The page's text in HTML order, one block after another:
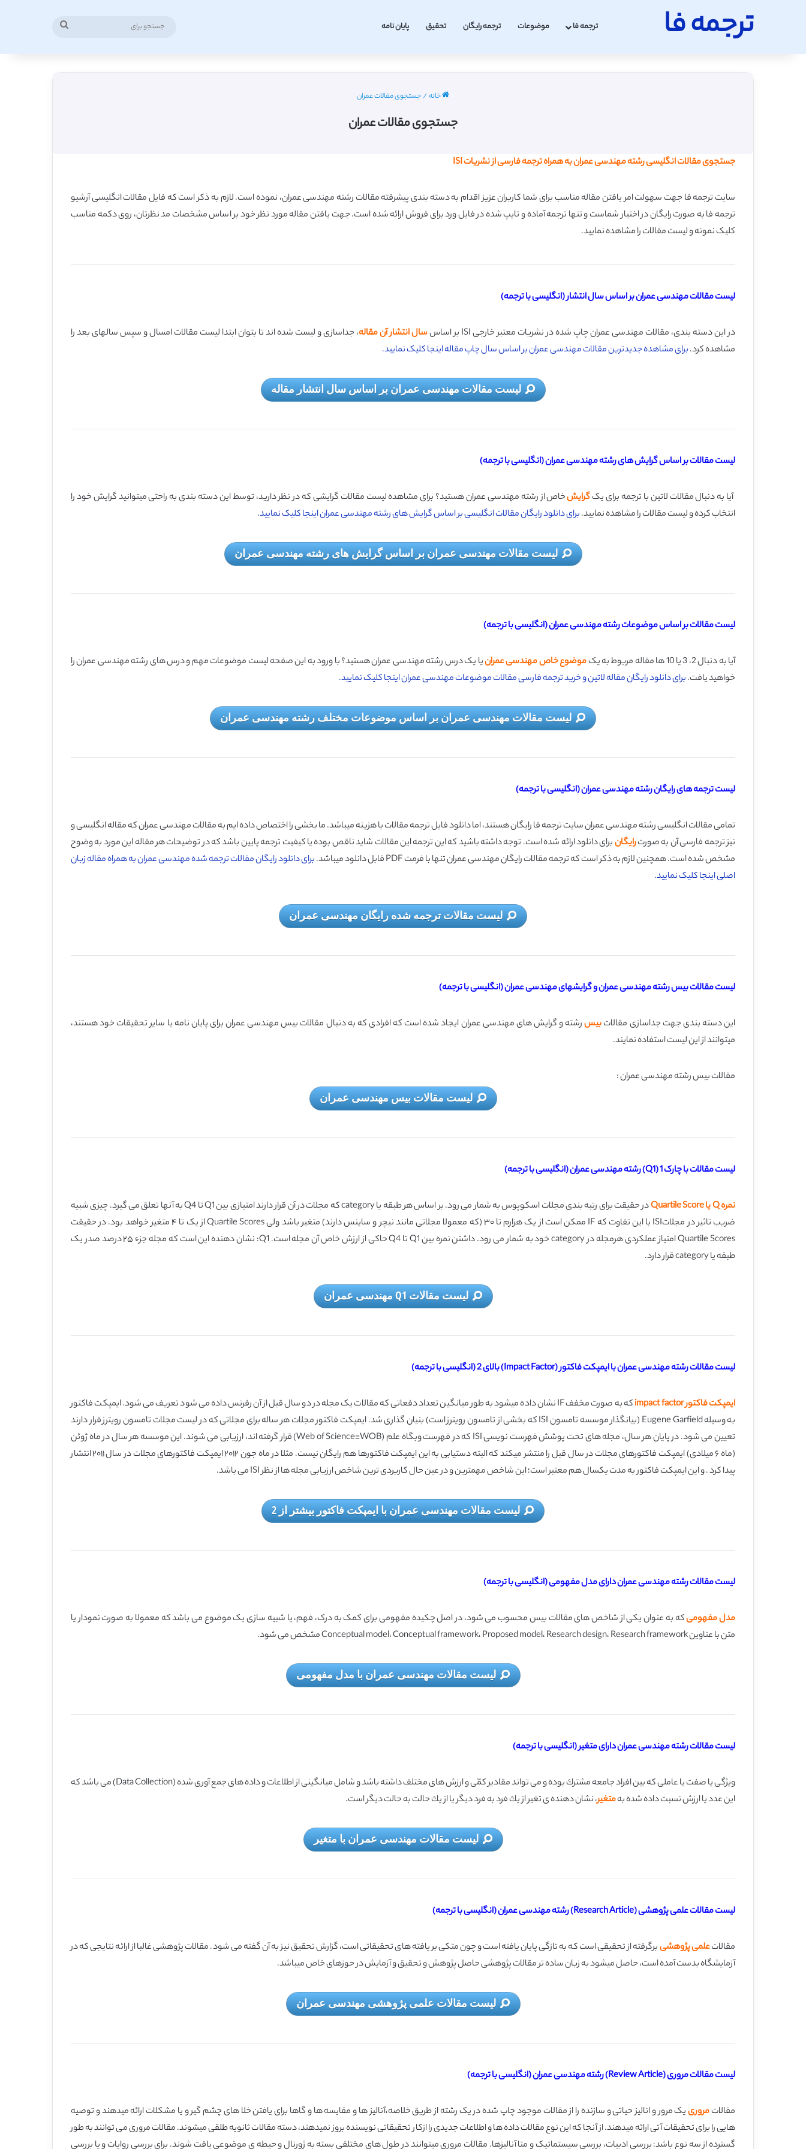
ترجمه فا ترجمه فا موضوعات ترجمه رایگان تحقیق پایان نامه
خانه/جستجوی مقالات عمران
جستجوی مقالات عمران
جستجوی مقالات انگلیسی رشته مهندسی عمران به همراه ترجمه فارسی از نشریات ISI
سایت ترجمه فا جهت سهولت امر یافتن مقاله مناسب برای شما کاربران عزیز اقدام به دسته بندی پیشرفته مقالات رشته مهندسی عمران، نموده است. لازم به ذکر است که فایل مقالات انگلیسی آرشیو
ترجمه فا به صورت رایگان در اختیار شماست و تنها ترجمه آماده و تایپ شده در فایل ورد برای فروش ارائه شده است.جهت یافتن مقاله مورد نظر خود بر اساس مشخصات مد نظرتان، روی دکمه مناسب
کلیک نمونه و لیست مقالات را مشاهده نمایید.
لیست مقالات مهندسی عمران بر اساس سال انتشار (انگلیسی با ترجمه)
در این دسته بندی، مقالات مهندسی عمران چاپ شده در نشریات معتبر خارجی ISI بر اساس سال انتشار آن مقاله، جداسازی و لیست شده اند تا بتوان ابتدا لیست مقالات امسال و سپس سالهای بعد را
مشاهده کرد.برای مشاهده جدیدترین مقالات مهندسی عمران بر اساس سال چاپ مقاله اینجا کلیک نمایید.
لیست مقالات مهندسی عمران بر اساس سال انتشار مقاله
لیست مقالات بر اساس گرایش های رشته مهندسی عمران (انگلیسی با ترجمه)
آیا به دنبال مقالات لاتین با ترجمه برای یکگرایشخاص از رشته مهندسی عمران هستید؟ برای مشاهده لیست مقالات گرایشی که در نظر دارید، توسط این دسته بندی به راحتی میتوانید گرایش خود را
انتخاب کرده و لیست مقالات را مشاهده نمایید.برای دانلود رایگان مقالات انگلیسی بر اساس گرایش های رشته مهندسی عمران اینجا کلیک نمایید.
لیست مقالات مهندسی عمران بر اساس گرایش های رشته مهندسی عمران
لیست مقالات بر اساس موضوعات رشته مهندسی عمران (انگلیسی با ترجمه)
آیا به دنبال 2، 3 یا 10 ها مقاله مربوط به یک موضوع خاص مهندسی عمرانیا یک درس رشته مهندسی عمران هستید؟ با ورود به این صفحه لیست موضوعات مهم و درس های رشته مهندسی عمران را
خواهید یافت.برای دانلود رایگان مقاله لاتین و خرید ترجمه فارسی مقالات موضوعات مهندسی عمران اینجا کلیک نمایید.
لیست مقالات مهندسی عمران بر اساس موضوعات مختلف رشته مهندسی عمران
لیست ترجمه های رایگان رشته مهندسی عمران (انگلیسی با ترجمه)
تمامی مقالات انگلیسی رشته مهندسی عمران سایت ترجمه فا رایگان هستند، اما دانلود فایل ترجمه مقالات با هزینه میباشد. ما بخشی را اختصاص داده ایم به مقالات مهندسی عمران که مقاله انگلیسی و
نیز ترجمه فارسی آن به صورترایگانبرای دانلود ارائه شده است. توجه داشته باشید که این ترجمه این مقالات شاید ناقص بوده یا کیفیت ترجمه پایین باشد که در توضیحات هر مقاله این مورد به وضوح
مشخص شده است. همچنین لازم به ذکر است که ترجمه مقالات رایگان مهندسی عمران تنها با فرمت PDF قابل دانلود میباشد.
برای دانلود رایگان مقالات ترجمه شده مهندسی عمران به همراه مقاله زبان
اصلی اینجا کلیک نمایید.
لیست مقالات ترجمه شده رایگان مهندسی عمران
لیست مقالات بیس رشته مهندسی عمران و گرایشهای مهندسی عمران (انگلیسی با ترجمه)
این دسته بندی جهت جداسازی مقالاتبیسرشته و گرایش های مهندسی عمران ایجاد شده است که افرادی که به دنبال مقالات بیس مهندسی عمران برای پایان نامه یا سایر تحقیقات خود هستند،
میتوانند از این لیست استفاده نمایند.
مقالات بیس رشته مهندسی عمران :
لیست مقالات بیس مهندسی عمران
لیست مقالات با چارک 1 (Q1) رشته مهندسی عمران (انگلیسی با ترجمه)
نمره Q یا Quartile Score
در حقیقت برای رتبه بندی مجلات اسکوپوس به شمار می رود. بر اساس هر طبقه یا category که مجلات در آن قرار دارند امتیازی بین Q1 تا Q4 به آنها تعلق می گیرد. چیزی شبیه
ضریب تاثیر در مجلاتISI با این تفاوت که IF ممکن است از یک هزارم تا ۳۰ (که معمولا مجلاتی مانند نیچر و ساینس دارند) متغیر باشد ولی Quartile Scores از یک تا ۴ متغیر خواهد بود. در حقیقت
Quartile Scores امتیاز عملکردی هرمجله در category خود به شمار می رود. داشتن نمره بین Q1 تا Q4 حاکی از ارزش خاص آن مجله است. Q1: نشان دهنده اين است که مجله جزء ۲۵ درصد صدر يک
طبقه يا category قرار دارد.
لیست مقالات Q1 مهندسی عمران
لیست مقالات رشته مهندسی عمران با ایمپکت فاکتور (Impact Factor) بالای 2 (انگلیسی با ترجمه)
ایمپکت فاکتور impact factor
که به صورت مخفف IF نشان داده میشود به طور میانگین تعداد دفعاتی که مقالات یک مجله در دو سال قبل از آن رفرنس داده می شود تعریف می شود. ایمپکت فاکتور
به وسیله Eugene Garfield (بیانگذار موسسه تامسون ISI که بخشی از تامسون رویترز است) بنیان گذاری شد. ایمپکت فاکتور مجلات هر ساله برای مجلاتی که در لیست مجلات تامسون رویترز قرار دارند
تعیین می شود. در پایان هر سال، مجله های تحت پوشش فهرست نویسی ISI که در فهرست وبگاه علم (Web of Science=WOB) قرار گرفته اند، ارزیابی می شوند. این موسسه هر سال در ماه ژوئن
(ماه ۶ میلادی) ایمپکت فاکتورهای مجلات در سال قبل را منتشر میکند که البته دستیابی به این ایمپکت فاکتورها هم رایگان نیست. مثلا در ماه جون ۲۰۱۲ ایمپکت فاکتورهای مجلات در سال ۲۰۱۱ انتشار
پیدا کرد . و این ایمپکت فاکتور به مدت یکسال هم معتبر است؛ این شاخص مهمترین و در عین حال کاربردی ترین شاخص ارزیابی مجله ها از نظر ISI می باشد.
لیست مقالات مهندسی عمران با ایمپکت فاکتور بیشتر از 2
لیست مقالات رشته مهندسی عمران دارای مدل مفهومی (انگلیسی با ترجمه)
مدل مفهومیکه به عنوان یکی از شاخص های مقالات بیس محسوب می شود، در اصل چکیده مفهومی برای کمک به درک، فهم، یا شبیه‌ سازی یک موضوع می باشد که معمولا به صورت نمودار یا
متن با عناوین Conceptual model، Conceptual framework، Proposed model، Research design، Research framework مشخص می شود.
لیست مقالات مهندسی عمران با مدل مفهومی
لیست مقالات رشته مهندسی عمران دارای متغیر (انگلیسی با ترجمه)
ویژگی یا صفت یا عاملی كه بین افراد جامعه مشترك بوده و می تواند مقادیر كمّی و ارزش های مختلف داشته باشد و شامل میانگینی از اطلاعات و داده های جمع آوری شده (Data Collection) می باشد كه
این عدد یا ارزش نسبت داده شده بهمتغیر، نشان دهنده ی تغیر از یك فرد به فرد دیگر یا از یك حالت به حالت دیگر است.
لیست مقالات مهندسی عمران با متغیر
لیست مقالات علمی پژوهشی (Research Article) رشته مهندسی عمران (انگلیسی با ترجمه)
مقالاتعلمی پژوهشیبرگرفته از تحقیقی است كه به تازگی پایان یافته است و چون متكی بر یافته های تحقیقاتی است، گزارش تحقیق نیز به آن گفته می شود. مقالات پژوهشی غالبا از ارائه نتایجی که در
آزمایشگاه بدست آمده است، حاصل می­شود به زبان ساده­ تر مقالات پژوهشی حاصل پژوهش و تحقیق و آزمایش در حوزه­ای خاص می­باشد.
لیست مقالات علمی پژوهشی مهندسی عمران
لیست مقالات مروری (Review Article) رشته مهندسی عمران (انگلیسی با ترجمه)
مقالاتمرورییک مرور و انالیز حیاتی و سازنده را از مقالات موجود چاپ شده در یک رشته از طریق خلاصه،آنالیز ها و مقایسه ها و گاها برای یافتن خلا های چشم گیر و یا مشکلات ارائه میدهند و توصیه
هایی را برای تحقیقات آتی ارائه میدهند. از آنجا که این نوع مقالات داده ها و اطلاعات جدیدی را ازکار تحقیقاتی نویسنده بروز نمیدهند، دسته مقالات ثانویه طلقی میشوند. مقالات مروری می توانند به طور
گسترده از سه نوع باشد: بررسی ادبیات، بررسی سیستماتیک و متا آنالیزها. مقالات مروری میتوانند در طول های مختلفی بسته به ژورنال و حیطه ی موضوعی یافت شوند. برای بررسی روایات و یا بررسی